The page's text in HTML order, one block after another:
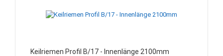
Keilriemen Profil B/17 - Innenlänge 2100mm